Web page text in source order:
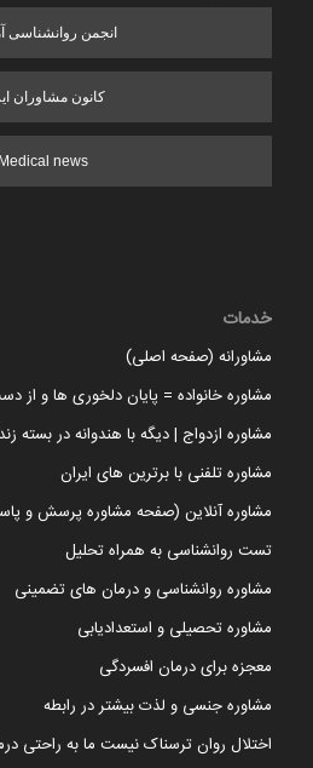
انجمن روانشناسی
کانون مشاوران
Medical news
خدمات
مشاورانه (صفحه اصلی)
مشاوره خانواده = پایان دلخوری ها و از
مشاوره ازدواج | دیگه با هندوانه در بسته
مشاوره تلفنی با برترین های ایران
مشاوره آنلاین (صفحه مشاوره پرسش و
تست روانشناسی به همراه تحلیل
مشاوره روانشناسی و درمان های تضمینی
مشاوره تحصیلی و استعدادیابی
معجزه برای درمان افسردگی
مشاوره جنسی و لذت بیشتر در رابطه
اختلال روان ترسناک نیست ما به راحتی